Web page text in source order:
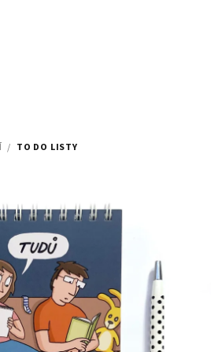
/ TO DO LISTY